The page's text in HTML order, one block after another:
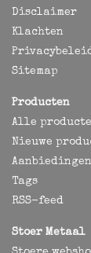
Disclaimer
Klachten
Sitemap
Producten
Alle
Nieuwe
Aanbiedingen
Tags
RSS-feed
Stoer Metaal